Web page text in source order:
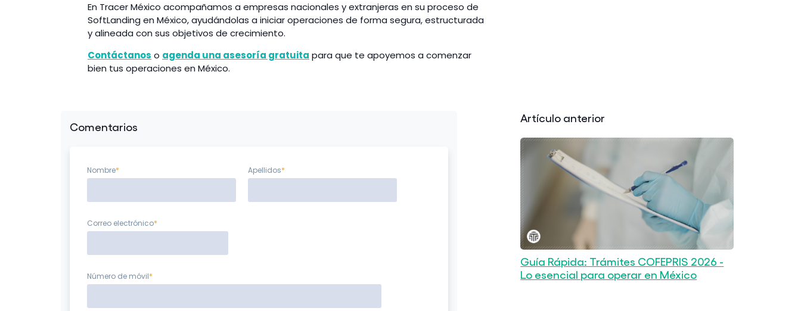
En Tracer México acompañamos a empresas nacionales y extranjeras en su proceso de
SoftLanding en México, ayudándolas a iniciar operaciones de forma segura, estructurada
y alineada con sus objetivos de crecimiento.
Contáctanos o agenda una asesoría gratuita para que te apoyemos a comenzar
bien tus operaciones en México.
Comentarios
Nombre* Apellidos*
Correo electrónico*
Número de móvil*
Artículo anterior
Guía Rápida: Trámites COFEPRIS 2026 -
Lo esencial para operar en México